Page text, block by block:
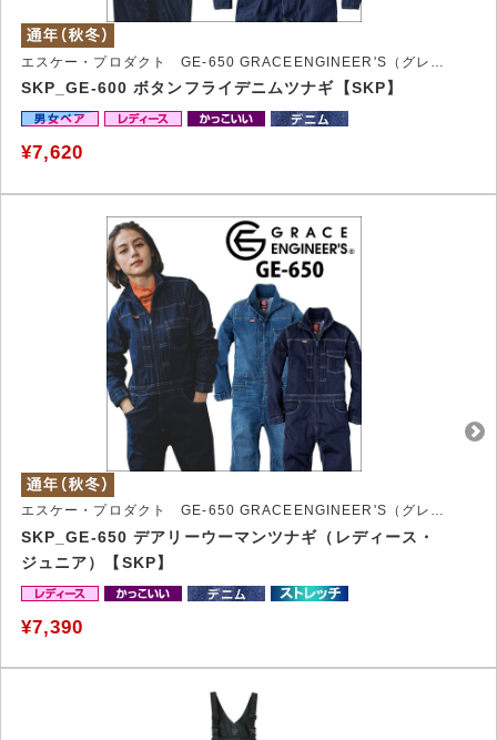
SKP_GE-600 ボタンフライデニムツナギ【SKP】
¥7,620
エスケー・プロダクト GE-650 GRACEENGINEER'S（グレイスエンジニアーズ）酪農女性発、働く女性行きツナギ
SKP_GE-650 デアリーウーマンツナギ（レディース・
ジュニア）【SKP】
¥7,390